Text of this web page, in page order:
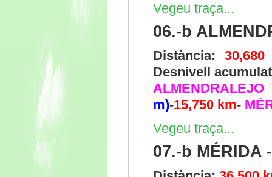
Vegeu traça...
06.-b
Distància:
Desnivell
ALMENDRALEJO
m)-15,750 km-
Vegeu traça...
07.-b MÉRIDA